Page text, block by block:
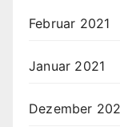
Februar 2021
Januar 2021
Dezember